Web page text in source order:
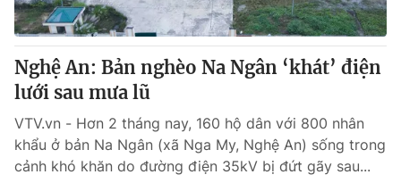
Thị trường
Tư vấn
Chuyên mục khác
Emagazine
Photo Infographic
Nghệ An: Bản nghèo Na Ngân ‘khát’ điện
lưới sau mưa lũ
VTV.vn - Hơn 2 tháng nay, 160 hộ dân với 800 nhân
khẩu ở bản Na Ngân (xã Nga My, Nghệ An) sống trong
cảnh khó khăn do đường điện 35kV bị đứt gãy sau...